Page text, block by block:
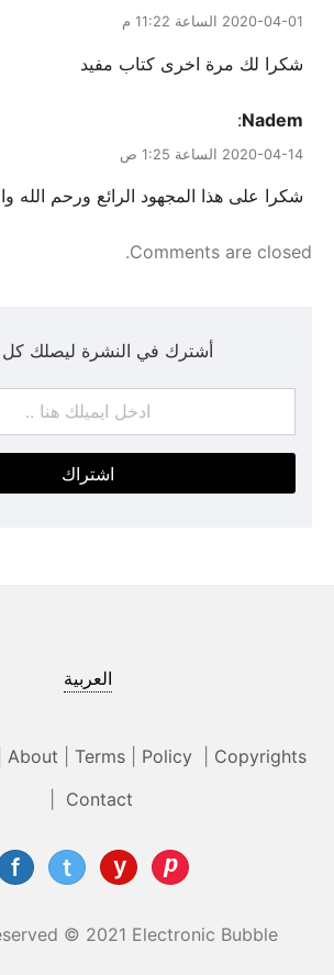
2020-04-01 الساعة 11:22 م
شكرا لك مرة اخرى كتاب مفيد
Nadem
:
2020-04-14 الساعة 1:25 ص
شكرا على هذا المجهود الرائع ورحم الله
Comments are closed.
أشترك في النشرة ليصلك كل
اشتراك
العربية
About Terms| Policy
Copyrights
Contact
© 2021 Electronic Bubble